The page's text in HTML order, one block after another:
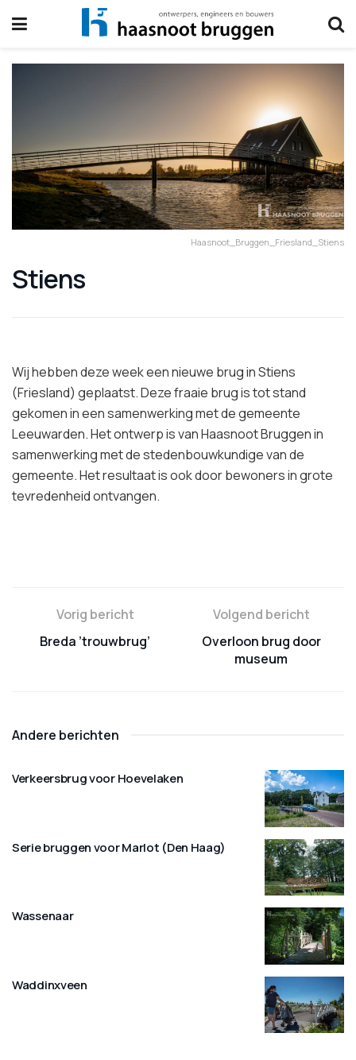
Haasnoot_Bruggen_Friesland_Stiens
Stiens
Wij hebben deze week een nieuwe brug in Stiens
(Friesland) geplaatst. Deze fraaie brug is tot stand
gekomen in een samenwerking met de gemeente
Leeuwarden. Het ontwerp is van Haasnoot Bruggen in
samenwerking met de stedenbouwkundige van de
gemeente. Het resultaat is ook door bewoners in grote
tevredenheid ontvangen.
Vorig bericht
Breda ’trouwbrug’
Volgend bericht
Overloon brug door
museum
Andere berichten
Verkeersbrug voor Hoevelaken
Serie bruggen voor Marlot (Den Haag)
Wassenaar
Waddinxveen